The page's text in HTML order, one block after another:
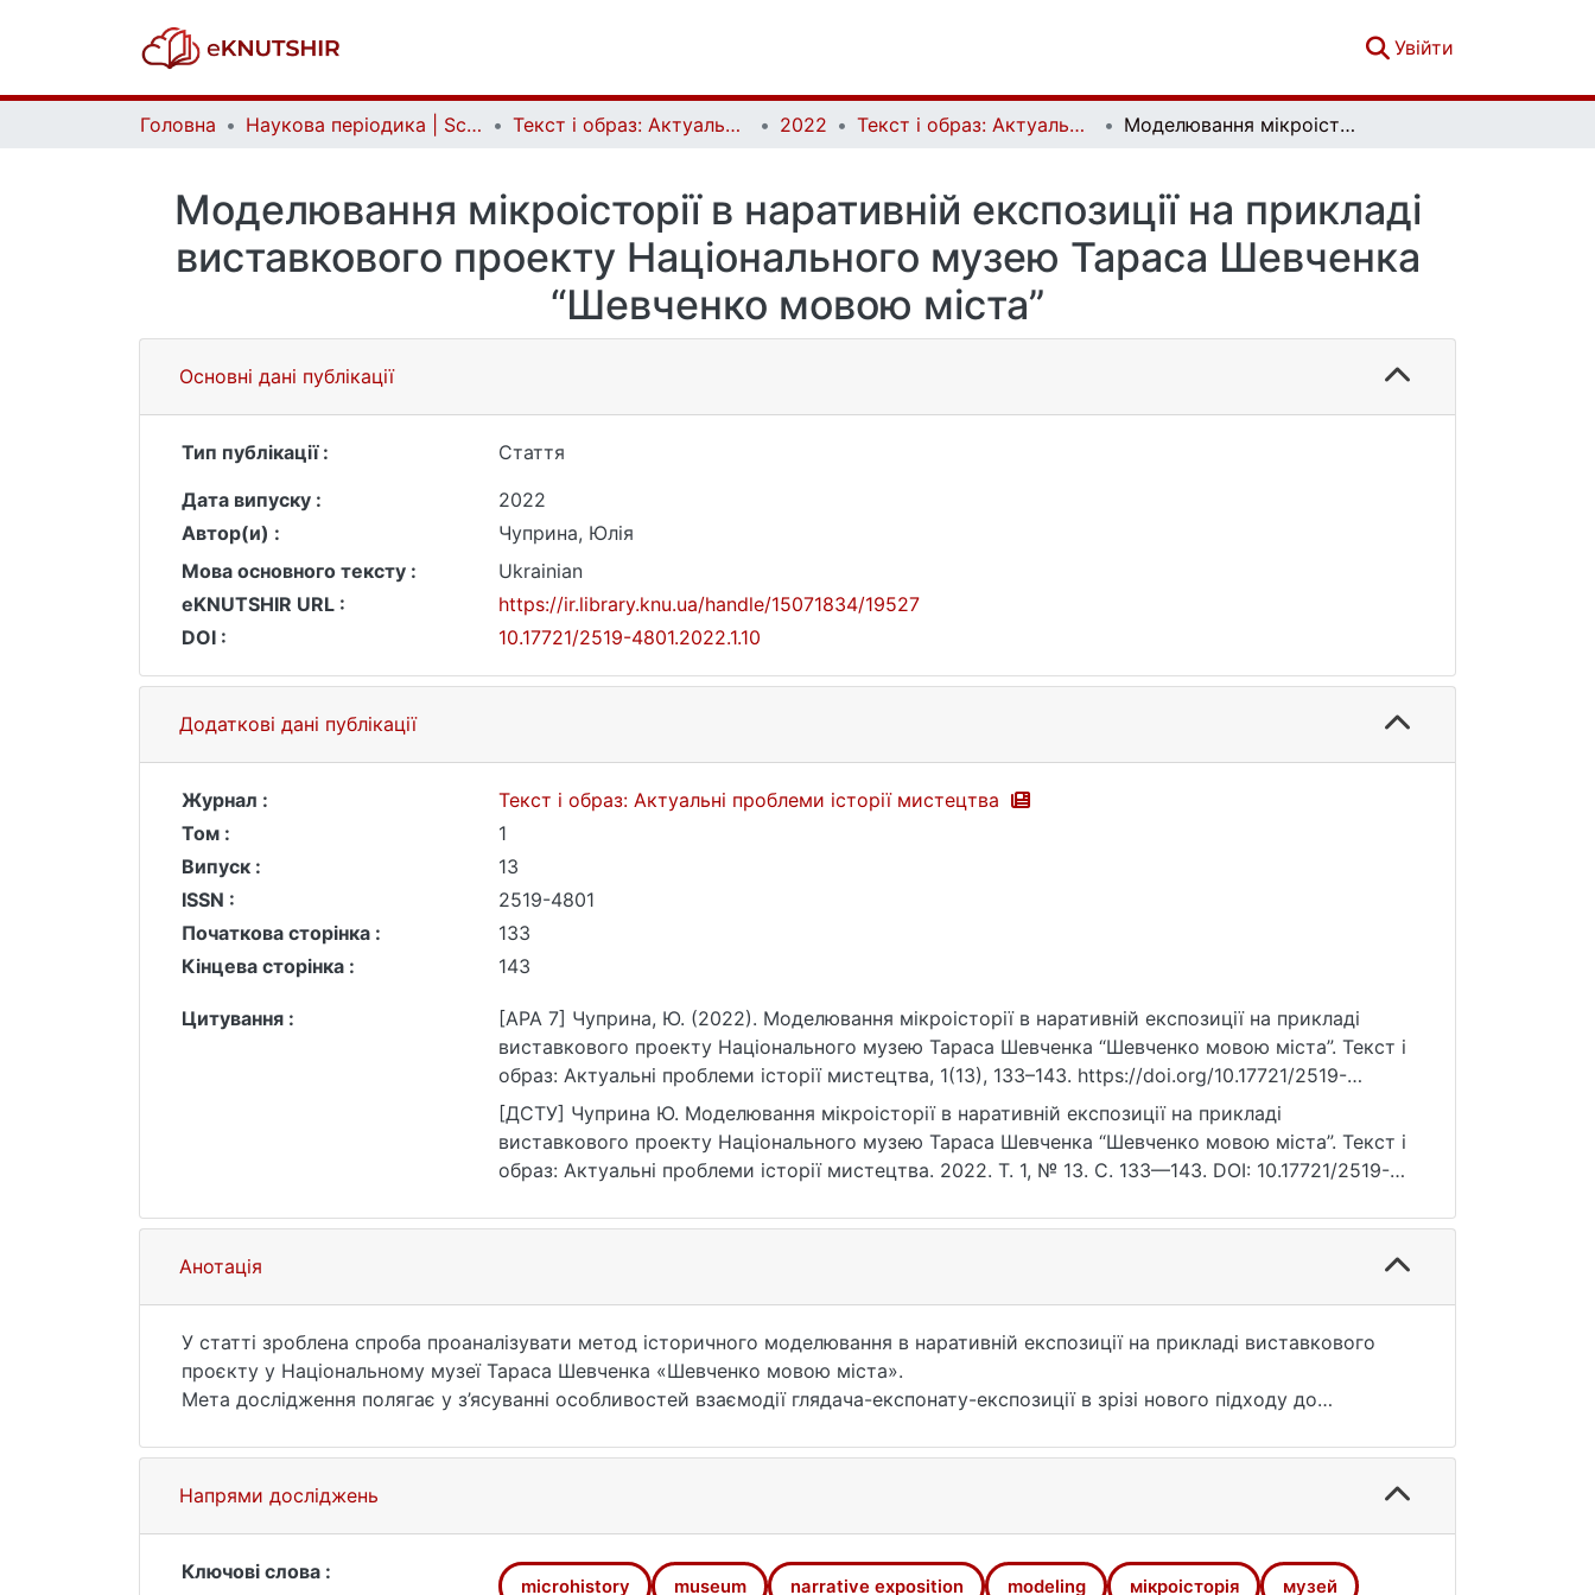
Увійти
Головна Наукова періодика | Scientific periodicals Текст і образ: Актуальні проблеми історії мистецтва | Text and Image: Essential Problems in Art History 2022 Текст і образ: Актуальні проблеми історії мистецтва. Вип. 1(13) Моделювання мікроісторії в наративній експозиції на прикладі виставкового проекту Національного музею Тараса Шевченка “Шевченко мовою міста”
Моделювання мікроісторії в наративній експозиції на прикладі
виставкового проекту Національного музею Тараса Шевченка
“Шевченко мовою міста”
Основні дані публікації
Тип публікації :
Стаття
Дата випуску :
2022
Автор(и) :
Чуприна, Юлія
Мова основного тексту :
Ukrainian
eKNUTSHIR URL :
https://ir.library.knu.ua/handle/15071834/19527
DOI :
10.17721/2519-4801.2022.1.10
Додаткові дані публікації
Журнал :
Текст і образ: Актуальні проблеми історії мистецтва
Том :
1
Випуск :
13
ISSN :
2519-4801
Початкова сторінка :
133
Кінцева сторінка :
143
Цитування :
[APA 7] Чуприна, Ю. (2022). Моделювання мікроісторії в наративній експозиції на прикладі
виставкового проекту Національного музею Тараса Шевченка “Шевченко мовою міста”. Текст і
образ: Актуальні проблеми історії мистецтва, 1(13), 133–143. https://doi.org/10.17721/2519-
4801.2022.1.10
[ДСТУ] Чуприна Ю. Моделювання мікроісторії в наративній експозиції на прикладі
виставкового проекту Національного музею Тараса Шевченка “Шевченко мовою міста”. Текст і
образ: Актуальні проблеми історії мистецтва. 2022. Т. 1, № 13. С. 133—143. DOI: 10.17721/2519-
Анотація
У статті зроблена спроба проаналізувати метод історичного моделювання в наративній експозиції на прикладі виставкового
проєкту у Національному музеї Тараса Шевченка «Шевченко мовою міста».
Мета дослідження полягає у з’ясуванні особливостей взаємодії глядача-експонату-експозиції в зрізі нового підходу до
позиціонується не тільки як область отримання знань або естетичного задоволення, але і як місце зустрічей, яке урівнює
соціальні статуси, людей, які відвідують музеї, а також усуває бар’єри комунікації.
Відповідно до поставленої мети, у рамках виставкого проєкту були реалізовані декілька завдань, а саме: сформовано цілісну
нарацію проєкту, що допомагала якнайповніше занурити відвідувача в тему проєкту, допомагаючи йому бути пристунім у тому
часі та просторі; доступним способом продемонстровано роль міста в житті людини та можливостей, яке воно відкриває для
Напрями досліджень
Ключові слова :
microhistory museum narrative exposition modeling мікроісторія музей